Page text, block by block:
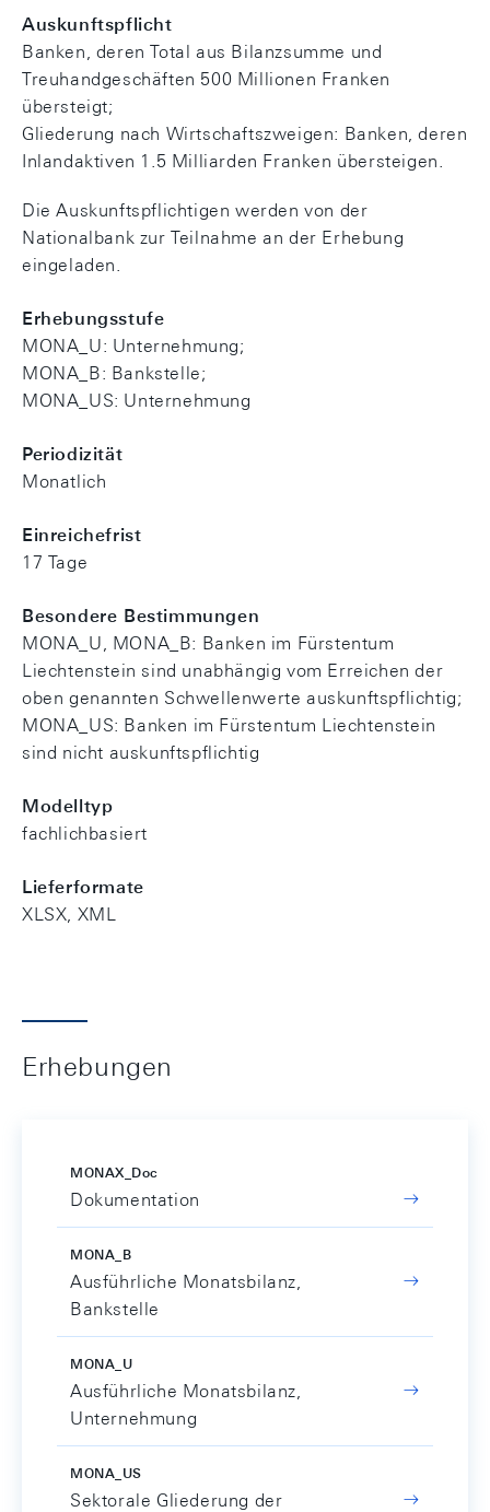
Auskunftspflicht
Banken, deren Total aus Bilanzsumme und
Treuhandgeschäften 500 Millionen Franken
übersteigt;
Gliederung nach Wirtschaftszweigen: Banken, deren
Inlandaktiven 1.5 Milliarden Franken übersteigen.
Die Auskunftspflichtigen werden von der
Nationalbank zur Teilnahme an der Erhebung
eingeladen.
Erhebungsstufe
MONA_U: Unternehmung;
MONA_B: Bankstelle;
MONA_US: Unternehmung
Periodizität
Monatlich
Einreichefrist
17 Tage
Besondere Bestimmungen
MONA_U, MONA_B: Banken im Fürstentum
Liechtenstein sind unabhängig vom Erreichen der
oben genannten Schwellenwerte auskunftspflichtig;
MONA_US: Banken im Fürstentum Liechtenstein
sind nicht auskunftspflichtig
Modelltyp
fachlichbasiert
Lieferformate
XLSX, XML
Erhebungen
MONAX_Doc
Dokumentation
MONA_B
Ausführliche Monatsbilanz,
Bankstelle
MONA_U
Ausführliche Monatsbilanz,
Unternehmung
MONA_US
Sektorale Gliederung der